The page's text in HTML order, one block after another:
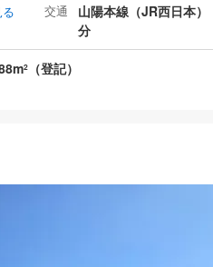
交通
山陽本線（JR西日本
分
2 （登記）